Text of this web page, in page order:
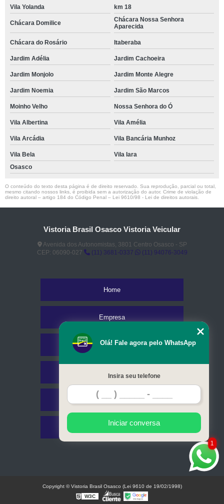
Vila Yolanda km 18
Chácara Domilice
Chácara Nossa Senhora
Aparecida
Chácara do Rosário Itaberaba
Jardim Adélia Jardim Cachoeira
Jardim Monjolo Jardim Monte Alegre
Jardim Noemia Jardim São Marcos
Moinho Velho Nossa Senhora do Ó
Vila Albertina Vila Amélia
Vila Arcádia Vila Bancária Munhoz
Vila Bela
Vila Iara
Osasco
O conteúdo do texto desta página é de direito reservado. Sua reprodução, parcial ou total,
mesmo citando nossos links, é proibida sem a autorização do autor. Crime de violação de
direito autoral – artigo 184 do Código Penal – Lei 9610/98 - Lei de direitos autorais
Vistoria Brasil Osasco Vistoria Veicular
Avenida dos Autonomistas, 3801 Centro Osasco - SP
CEP: 06090-027
(11) 3681-0337 (11) 94076-3049
Home
Empresa
Missão
Serviços
Contato
Mapa do site
1
Olá! Fale agora pelo WhatsApp
Insira seu telefone
Iniciar conversa
Copyright © Vistoria Brasil Osasco (Lei 9610 de 19/02/1998)
W3C